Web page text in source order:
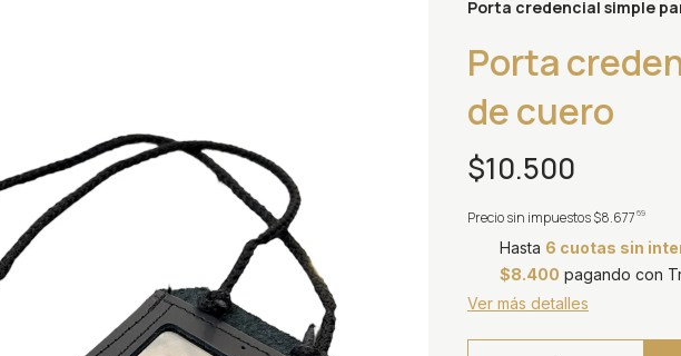
Porta credencial simple
Porta
de cuero
$10.500
Precio sin impuestos$8.677 69
Hasta 6 cuotas sin
$8.400 pagando con
Ver más detalles